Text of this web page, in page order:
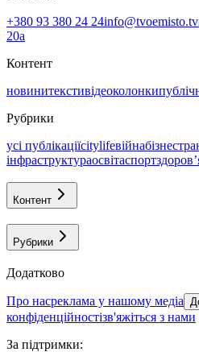
+380 93 380 24 24info@tvoemisto.tv
20а
Контент
новинитекстивідеоколонки
Рубрики
усі публікаціїcitylifeвійнабізнес
інфраструктураосвітаспорт
Контент
Рубрики
Додатково
про насреклама у нашому медіа
конфіденційностізв'яжіться з нами
За підтримки: